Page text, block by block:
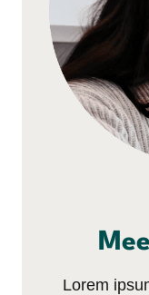
Lorem